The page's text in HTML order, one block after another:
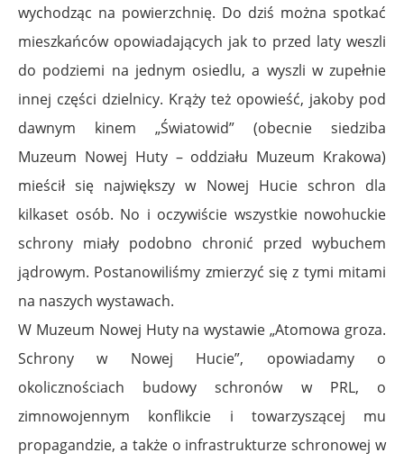
wychodząc na powierzchnię. Do dziś można spotkać
mieszkańców opowiadających jak to przed laty weszli
do podziemi na jednym osiedlu, a wyszli w zupełnie
innej części dzielnicy. Krąży też opowieść, jakoby pod
dawnym kinem „Światowid” (obecnie siedziba
Muzeum Nowej Huty – oddziału Muzeum Krakowa)
mieścił się największy w Nowej Hucie schron dla
kilkaset osób. No i oczywiście wszystkie nowohuckie
schrony miały podobno chronić przed wybuchem
jądrowym. Postanowiliśmy zmierzyć się z tymi mitami
na naszych wystawach.
W Muzeum Nowej Huty na wystawie „Atomowa groza.
Schrony w Nowej Hucie”, opowiadamy o
okolicznościach budowy schronów w PRL, o
zimnowojennym konflikcie i towarzyszącej mu
propagandzie, a także o infrastrukturze schronowej w